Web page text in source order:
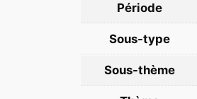
Période
Sous-type
Sous-thème